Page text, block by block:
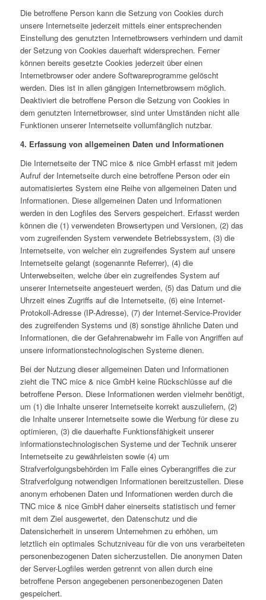
Die betroffene Person kann die Setzung von Cookies durch
unsere Internetseite jederzeit mittels einer entsprechenden
Einstellung des genutzten Internetbrowsers verhindern und damit
der Setzung von Cookies dauerhaft widersprechen. Ferner
können bereits gesetzte Cookies jederzeit über einen
Internetbrowser oder andere Softwareprogramme gelöscht
werden. Dies ist in allen gängigen Internetbrowsern möglich.
Deaktiviert die betroffene Person die Setzung von Cookies in
dem genutzten Internetbrowser, sind unter Umständen nicht alle
Funktionen unserer Internetseite vollumfänglich nutzbar.
4. Erfassung von allgemeinen Daten und Informationen
Die Internetseite der TNC mice & nice GmbH erfasst mit jedem
Aufruf der Internetseite durch eine betroffene Person oder ein
automatisiertes System eine Reihe von allgemeinen Daten und
Informationen. Diese allgemeinen Daten und Informationen
werden in den Logfiles des Servers gespeichert. Erfasst werden
können die (1) verwendeten Browsertypen und Versionen, (2) das
vom zugreifenden System verwendete Betriebssystem, (3) die
Internetseite, von welcher ein zugreifendes System auf unsere
Internetseite gelangt (sogenannte Referrer), (4) die
Unterwebseiten, welche über ein zugreifendes System auf
unserer Internetseite angesteuert werden, (5) das Datum und die
Uhrzeit eines Zugriffs auf die Internetseite, (6) eine Internet-
Protokoll-Adresse (IP-Adresse), (7) der Internet-Service-Provider
des zugreifenden Systems und (8) sonstige ähnliche Daten und
Informationen, die der Gefahrenabwehr im Falle von Angriffen auf
unsere informationstechnologischen Systeme dienen.
Bei der Nutzung dieser allgemeinen Daten und Informationen
zieht die TNC mice & nice GmbH keine Rückschlüsse auf die
betroffene Person. Diese Informationen werden vielmehr benötigt,
um (1) die Inhalte unserer Internetseite korrekt auszuliefern, (2)
die Inhalte unserer Internetseite sowie die Werbung für diese zu
optimieren, (3) die dauerhafte Funktionsfähigkeit unserer
informationstechnologischen Systeme und der Technik unserer
Internetseite zu gewährleisten sowie (4) um
Strafverfolgungsbehörden im Falle eines Cyberangriffes die zur
Strafverfolgung notwendigen Informationen bereitzustellen. Diese
anonym erhobenen Daten und Informationen werden durch die
TNC mice & nice GmbH daher einerseits statistisch und ferner
mit dem Ziel ausgewertet, den Datenschutz und die
Datensicherheit in unserem Unternehmen zu erhöhen, um
letztlich ein optimales Schutzniveau für die von uns verarbeiteten
personenbezogenen Daten sicherzustellen. Die anonymen Daten
der Server-Logfiles werden getrennt von allen durch eine
betroffene Person angegebenen personenbezogenen Daten
gespeichert.